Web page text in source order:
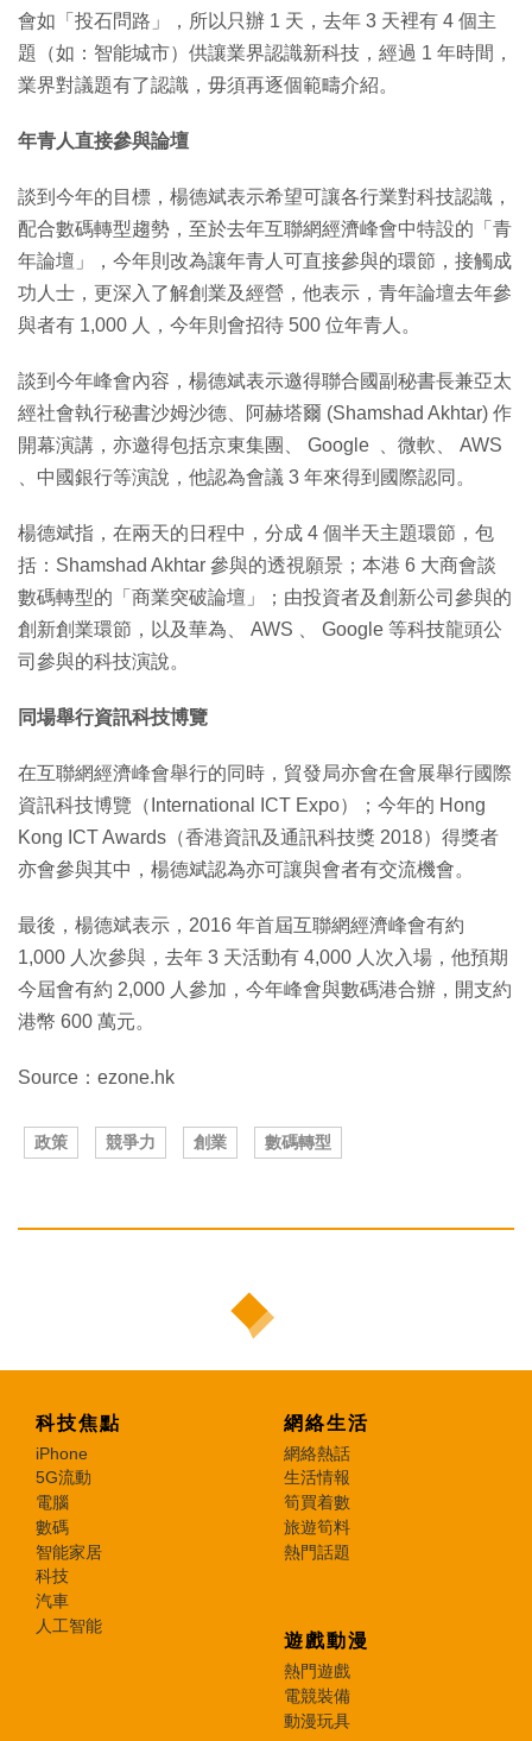
會如「投石問路」，所以只辦 1 天，去年 3 天裡有 4 個主
題（如：智能城市）供讓業界認識新科技，經過 1 年時間，
業界對議題有了認識，毋須再逐個範疇介紹。
年青人直接參與論壇
談到今年的目標，楊德斌表示希望可讓各行業對科技認識，
配合數碼轉型趨勢，至於去年互聯網經濟峰會中特設的「青
年論壇」，今年則改為讓年青人可直接參與的環節，接觸成
功人士，更深入了解創業及經營，他表示，青年論壇去年參
與者有 1,000 人，今年則會招待 500 位年青人。
談到今年峰會內容，楊德斌表示邀得聯合國副秘書長兼亞太
經社會執行秘書沙姆沙德、阿赫塔爾 (Shamshad Akhtar) 作
開幕演講，亦邀得包括京東集團、 Google 、微軟、 AWS
、中國銀行等演說，他認為會議 3 年來得到國際認同。
楊德斌指，在兩天的日程中，分成 4 個半天主題環節，包
括：Shamshad Akhtar 參與的透視願景；本港 6 大商會談
數碼轉型的「商業突破論壇」；由投資者及創新公司參與的
創新創業環節，以及華為、 AWS 、 Google 等科技龍頭公
司參與的科技演說。
同場舉行資訊科技博覽
在互聯網經濟峰會舉行的同時，貿發局亦會在會展舉行國際
資訊科技博覽（International ICT Expo）；今年的 Hong
Kong ICT Awards（香港資訊及通訊科技獎 2018）得獎者
亦會參與其中，楊德斌認為亦可讓與會者有交流機會。
最後，楊德斌表示，2016 年首屆互聯網經濟峰會有約
1,000 人次參與，去年 3 天活動有 4,000 人次入場，他預期
今屆會有約 2,000 人參加，今年峰會與數碼港合辦，開支約
港幣 600 萬元。
Source：ezone.hk
政策 競爭力 創業 數碼轉型
科技焦點
iPhone
5G流動
電腦
數碼
智能家居
科技
汽車
人工智能
網絡生活
網絡熱話
生活情報
筍買着數
旅遊筍料
熱門話題
遊戲動漫
熱門遊戲
電競裝備
動漫玩具